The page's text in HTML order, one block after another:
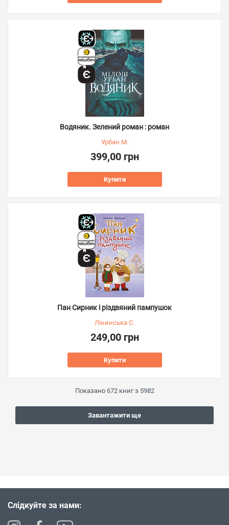
Водяник. Зелений роман : роман
Урбан М.
399,00 грн
Купити
Пан Сирник і різдвяний пампушок
Лінинська С.
249,00 грн
Купити
Показано 672книг з 5982
Завантажити ще
Слідкуйте за нами: